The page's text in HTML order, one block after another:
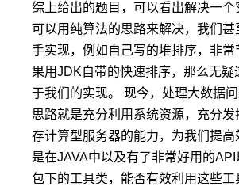
综上给出的题目，可以看出解决一个
可以用纯算法的思路来解决，我们甚
手实现，例如自己写的堆排序，非常
果用JDK自带的快速排序，那么无疑
于我们的实现。 现今，处理大数据
思路就是充分利用系统资源，充分发
存计算型服务器的能力，为我们提高
是在JAVA中以及有了非常好用的
包下的工具类，能否有效利用这些工